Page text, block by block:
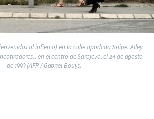
al infierno) en la calle apodada Sniper Alley
en el centro de Sarajevo, el 24 de agosto
de 1993 (AFP / Gabriel Bouys)